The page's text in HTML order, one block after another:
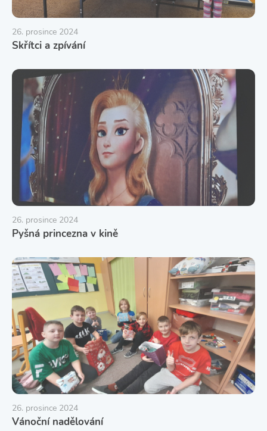
26. prosince 2024
Skřítci a zpívání
26. prosince 2024
Pyšná princezna v kině
26. prosince 2024
Vánoční nadělování